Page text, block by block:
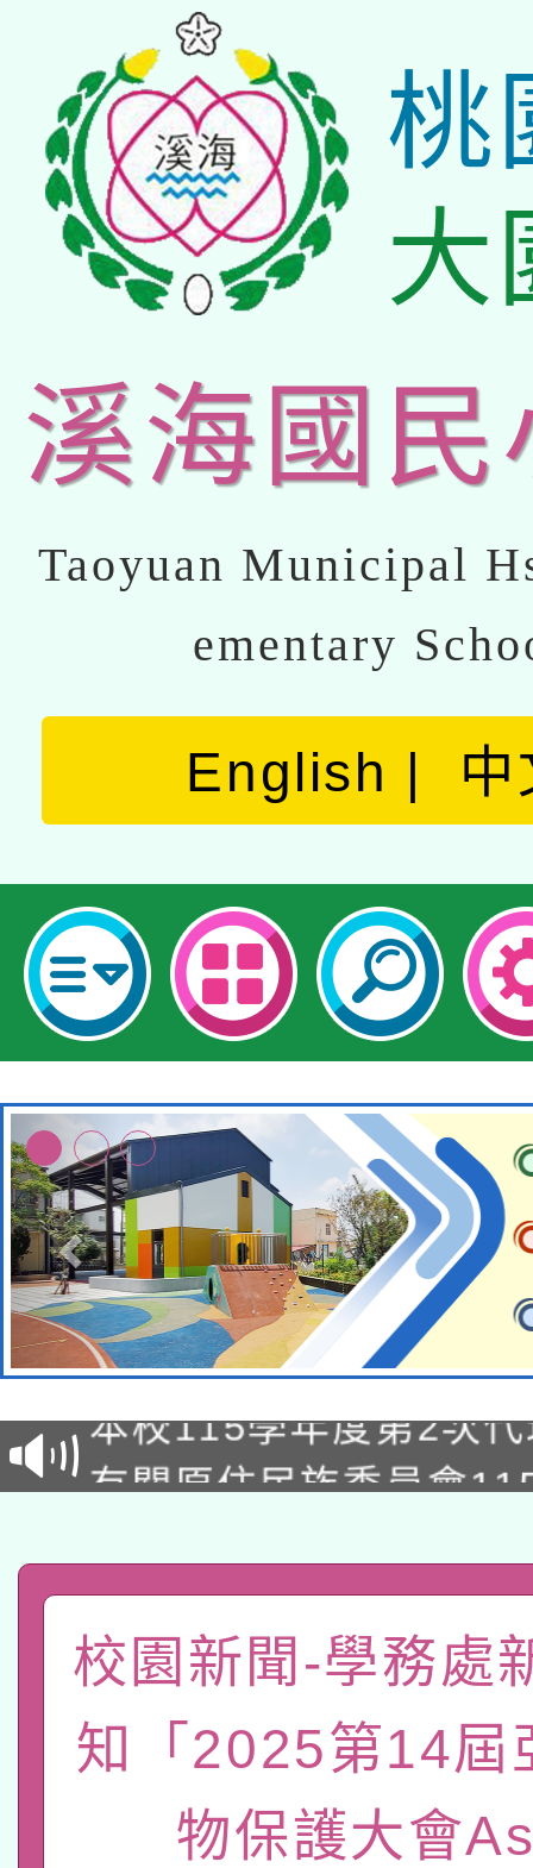
桃
大
溪海國民
Taoyuan Municipal
ementary
English 中
本校115學年度第1次
第3次招考甄選結果公
次招考甄選結果公告(
有關原住民族委員會
一案。
答一案
有關本府115年70歲以
人員健康講座「吃得安
心」，鼓勵退休同仁踴
案。
本校115學年度第2次
招甄選結果公告(無人
招)
本館辦理115年度閱讀
暨閱讀推動專業研習
科技賦能─人工智慧
校園新聞-學務處
知「2025第14屆
物保護大會